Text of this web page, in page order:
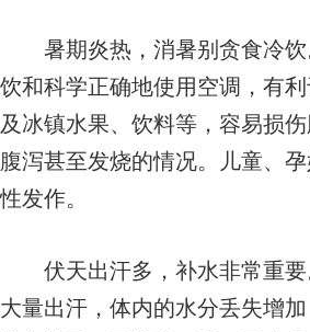
暑期炎热，消暑别贪食冷饮
饮和科学正确地使用空调，有
及冰镇水果、饮料等，容易损
腹泻甚至发烧的情况。儿童、
性发作。
伏天出汗多，补水非常重要
大量出汗，体内的水分丢失增